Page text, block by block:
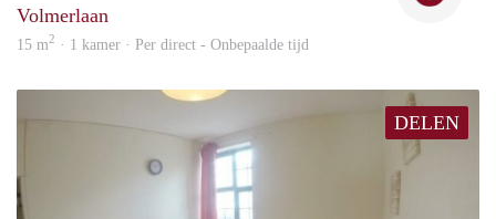
Volmerlaan
15 m2 · 1 kamer · Per direct - Onbepaalde tijd
DELEN